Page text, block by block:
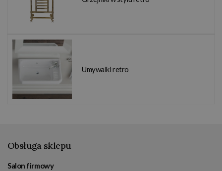
Umywalki retro
Obsługa sklepu
Salon firmowy